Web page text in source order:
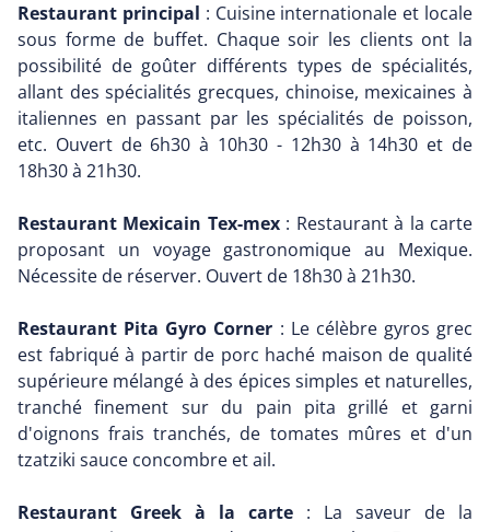
Restaurant principal : Cuisine internationale et locale
sous forme de buffet. Chaque soir les clients ont la
possibilité de goûter différents types de spécialités,
allant des spécialités grecques, chinoise, mexicaines à
italiennes en passant par les spécialités de poisson,
etc. Ouvert de 6h30 à 10h30 - 12h30 à 14h30 et de
18h30 à 21h30.
Restaurant Mexicain Tex-mex: Restaurant à la carte
proposant un voyage gastronomique au Mexique.
Nécessite de réserver. Ouvert de 18h30 à 21h30.
Restaurant Pita Gyro Corner : Le célèbre gyros grec
est fabriqué à partir de porc haché maison de qualité
supérieure mélangé à des épices simples et naturelles,
tranché finement sur du pain pita grillé et garni
d'oignons frais tranchés, de tomates mûres et d'un
tzatziki sauce concombre et ail.
Restaurant Greek à la carte : La saveur de la